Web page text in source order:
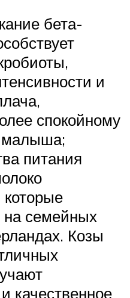
бета-
и
спокойному
малыша;
питания
которые
семейных
Козы
качественное